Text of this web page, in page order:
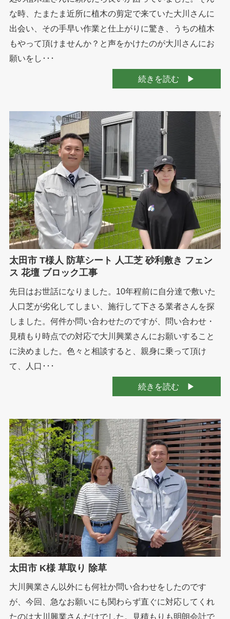
な時、たまたま近所に植木の剪定で来ていた大川さんに
出会い、その手早い作業と仕上がりに驚き、うちの植木
もやって頂けませんか？と声をかけたのが大川さんにお
願いをし･･･
続きを読む
太田市 T様人 防草シート 人工芝 砂利敷き フェン
ス 花壇 ブロック工事
先日はお世話になりました。10年程前に自分達で敷いた
人口芝が劣化してしまい、施行して下さる業者さんを探
しました。何件か問い合わせたのですが、問い合わせ・
見積もり時点での対応で大川興業さんにお願いすること
に決めました。色々と相談すると、親身に乗って頂け
て、人口･･･
続きを読む
太田市 K様 草取り 除草
大川興業さん以外にも何社か問い合わせをしたのです
が、今回、急なお願いにも関わらず直ぐに対応してくれ
たのは大川興業さんだけでした。見積もりも明朗会計で